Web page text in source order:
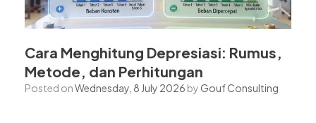
Cara Menghitung Depresiasi: Rumus,
Metode, dan Perhitungan
Posted onWednesday, 8 July 2026 by Gouf Consulting